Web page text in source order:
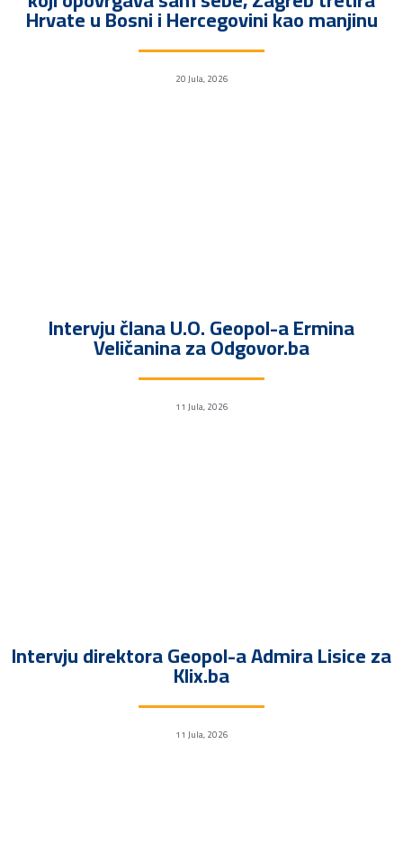
Hrvate u Bosni i Hercegovini kao manjinu
20 Jula, 2026
Intervju člana U.O. Geopol-a Ermina
Veličanina za Odgovor.ba
11 Jula, 2026
Intervju direktora Geopol-a Admira Lisice za
Klix.ba
11 Jula, 2026